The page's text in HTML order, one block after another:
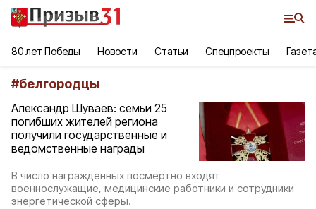
80 лет Победы Новости Статьи Спецпроекты
#белгородцы
Александр Шуваев: семьи 25
погибших жителей региона
получили государственные и
ведомственные награды
В число награждённых посмертно входят
военнослужащие, медицинские работники и сотрудники
энергетической сферы.